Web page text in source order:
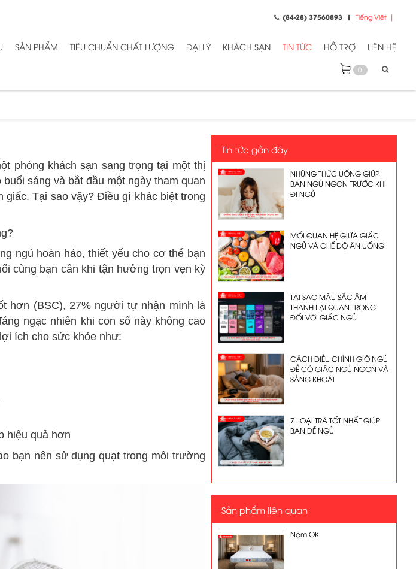
(84-28) 37560893 Tiếng Việt
SẢN PHẨM TIÊU CHUẨN CHẤT LƯỢNG ĐẠI LÝ KHÁCH SẠN TIN TỨC HỖ TRỢ LIÊN HỆ
0
phòng khách sạn sang trọng tại một thị
sáng và bắt đầu một ngày tham quan
Tại sao vậy? Điều gì khác biệt trong
ngủ hoàn hảo, thiết yếu cho cơ thể bạn
cùng bạn cần khi tận hưởng trọn vẹn kỳ
hơn (BSC), 27% người tự nhận mình là
ngạc nhiên khi con số này không cao
ích cho sức khỏe như:
hiệu quả hơn
bạn nên sử dụng quạt trong môi trường
Tin tức gần đây
NHỮNG THỨC UỐNG GIÚP
BẠN NGỦ NGON TRƯỚC KHI
ĐI NGỦ
MỐI QUAN HỆ GIỮA GIẤC
NGỦ VÀ CHẾ ĐỘ ĂN UỐNG
TẠI SAO MÀU SẮC ÂM
THANH LẠI QUAN TRỌNG
ĐỐI VỚI GIẤC NGỦ
CÁCH ĐIỀU CHỈNH GIỜ NGỦ
ĐỂ CÓ GIẤC NGỦ NGON VÀ
SẢNG KHOÁI
7 LOẠI TRÀ TỐT NHẤT GIÚP
BẠN DỄ NGỦ
Sản phẩm liên quan
Nệm OK